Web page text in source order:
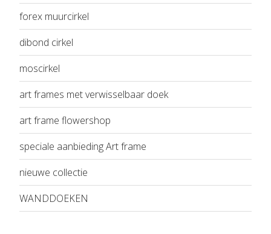
forex muurcirkel
dibond cirkel
moscirkel
art frames met verwisselbaar doek
art frame flowershop
speciale aanbieding Art frame
nieuwe collectie
WANDDOEKEN